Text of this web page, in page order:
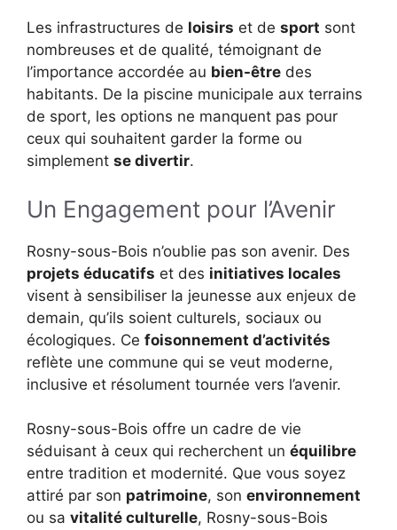
Les infrastructures de loisirs et de sport sont
nombreuses et de qualité, témoignant de
l’importance accordée au bien-être des
habitants. De la piscine municipale aux terrains
de sport, les options ne manquent pas pour
ceux qui souhaitent garder la forme ou
simplement se divertir.
Un Engagement pour l’Avenir
Rosny-sous-Bois n’oublie pas son avenir. Des
projets éducatifs et des initiatives locales
visent à sensibiliser la jeunesse aux enjeux de
demain, qu’ils soient culturels, sociaux ou
écologiques. Ce foisonnement d’activités
reflète une commune qui se veut moderne,
inclusive et résolument tournée vers l’avenir.
Rosny-sous-Bois offre un cadre de vie
séduisant à ceux qui recherchent un équilibre
entre tradition et modernité. Que vous soyez
attiré par son patrimoine, son environnement
ou sa vitalité culturelle, Rosny-sous-Bois